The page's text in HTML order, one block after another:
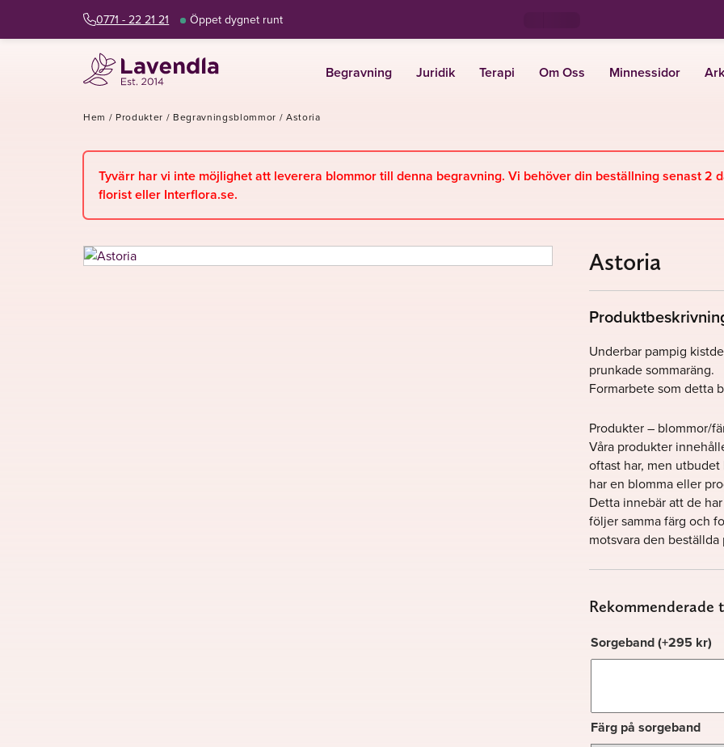
0771 - 22 21 21 Öppet dygnet runt
Begravning Juridik Terapi Om Oss Minnessidor
Hem / Produkter / Begravningsblommor / Astoria
Tyvärr har vi inte möjlighet att leverera blommor till denna begravning. Vi behöver din beställning senast 2
florist eller Interflora.se.
Astoria
Underbar pampig
prunkade sommaräng.
Formarbete som detta
Produkter – blommor/
Våra produkter
oftast har, men
har en blomma eller
Detta innebär att de
följer samma färg och
motsvara den
Rekommenderade
Sorgeband(+295 kr)
Färg på sorgeband